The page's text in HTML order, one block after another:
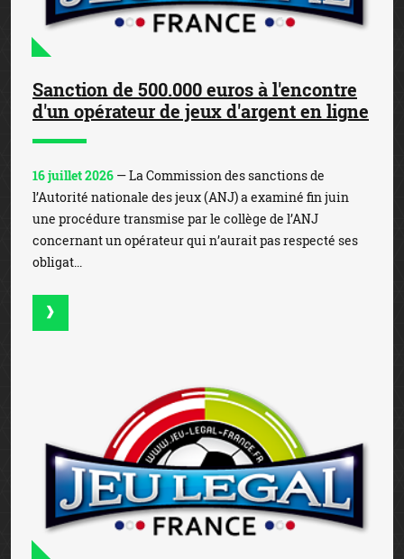
Sanction de 500.000 euros à l'encontre
d'un opérateur de jeux d'argent en ligne
16 juillet 2026 — La Commission des sanctions de
l’Autorité nationale des jeux (ANJ) a examiné fin juin
une procédure transmise par le collège de l’ANJ
concernant un opérateur qui n’aurait pas respecté ses
obligat...